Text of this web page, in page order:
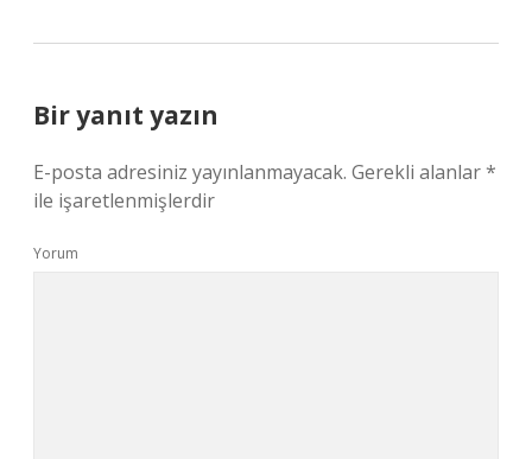
Bir yanıt yazın
E-posta adresiniz yayınlanmayacak. Gerekli alanlar*
ile işaretlenmişlerdir
Yorum